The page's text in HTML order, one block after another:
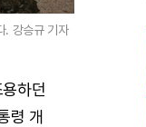
. 강승규 기자
하던
령 개